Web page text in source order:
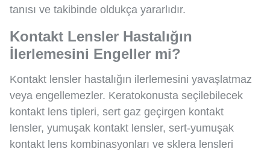
tanısı ve takibinde oldukça yararlıdır.
Kontakt Lensler Hastalığın
İlerlemesini Engeller mi?
Kontakt lensler hastalığın ilerlemesini yavaşlatmaz
veya engellemezler. Keratokonusta seçilebilecek
kontakt lens tipleri, sert gaz geçirgen kontakt
lensler, yumuşak kontakt lensler, sert-yumuşak
kontakt lens kombinasyonları ve sklera lensleri